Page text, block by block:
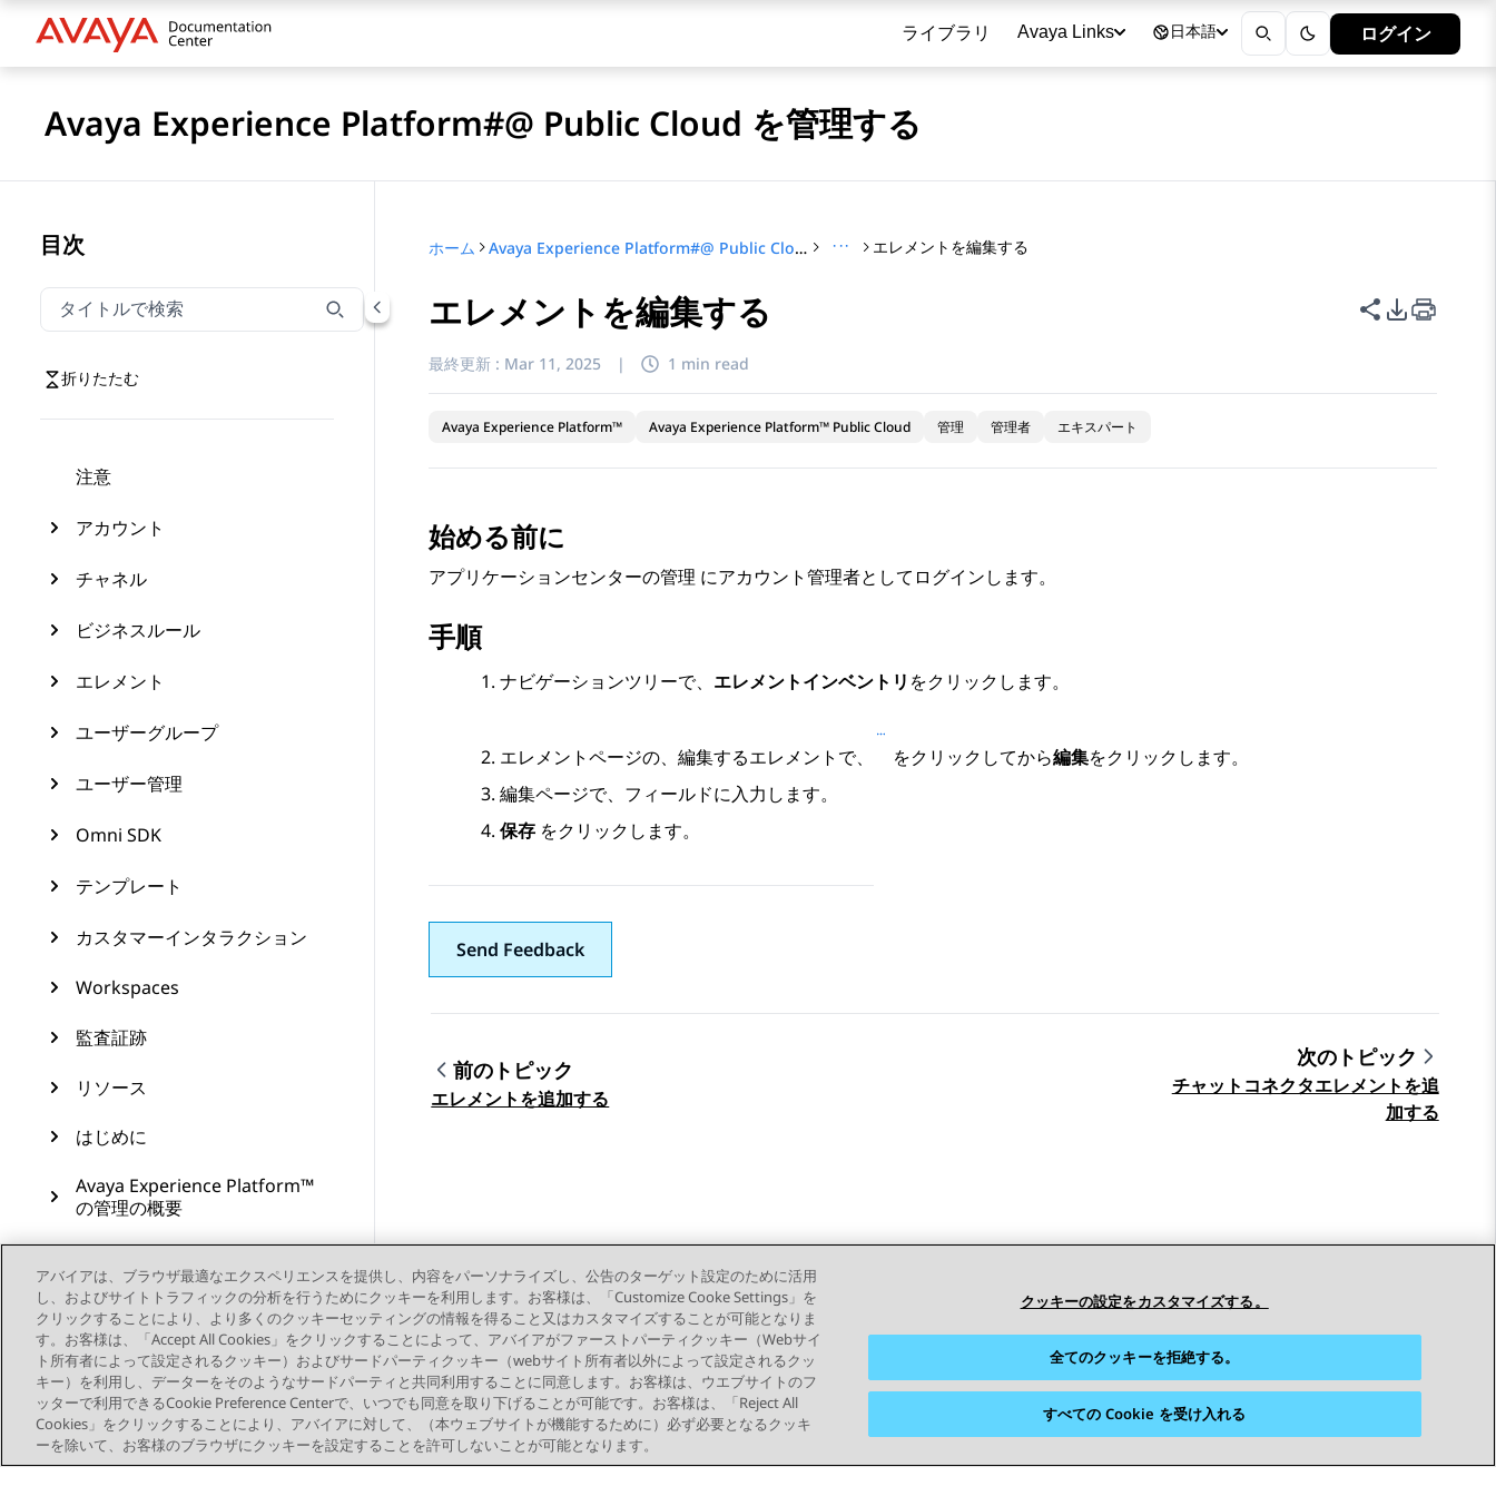
ライブラリ Avaya Links 日本語 ログイン
Avaya Experience Platform#@ Public Cloud を管理する
目次
タイトルでナビゲーションをフィルター
タイトルでナビゲーション項目を絞り込むには入力してください
折りたたむ
注意
アカウント
チャネル
ビジネスルール
エレメント
ユーザーグループ
ユーザー管理
Omni SDK
テンプレート
カスタマーインタラクション
Workspaces
監査証跡
リソース
はじめに
Avaya Experience Platform™
の管理の概要
管理の初期設定
ソーシャルメディアアカウン
ト
コンタクトセンターのリソー
ス
機能の設定
ホーム Avaya Experience Platform#@ Public Cloud を管理する ··· エレメントを編集する
エレメントを編集する このページ
PDFエク
最終更新 : Mar 11, 2025 | 1 min read
Avaya Experience Platform™ Avaya Experience Platform™ Public Cloud 管理 管理者 エキスパート
始める前に
アプリケーションセンターの管理 にアカウント管理者としてログインします。
手順
ナビゲーションツリーで、 エレメントインベントリ をクリックします。
エレメントページの、編集するエレメントで、 をクリックしてから編集をクリックします。
編集ページで、フィールドに入力します。
保存 をクリックします。
Send Feedback
トピックナビゲーション
前のトピック
エレメントを追加する
次のトピック
チャットコネクタエレメントを追
加する
アバイアは、ブラウザ最適なエクスペリエンスを提供し、内容をパーソナライズし、公告のターゲット設定のために活用
し、およびサイトトラフィックの分析を行うためにクッキーを利用します。お客様は、「Customize Cooke Settings」を
クリックすることにより、より多くのクッキーセッティングの情報を得ること又はカスタマイズすることが可能となりま
す。お客様は、「Accept All Cookies」をクリックすることによって、アバイアがファーストパーティクッキー（Webサイ
ト所有者によって設定されるクッキー）およびサードパーティクッキー（webサイト所有者以外によって設定されるクッ
キー）を利用し、データーをそのようなサードパーティと共同利用することに同意します。お客様は、ウエブサイトのフ
ッターで利用できるCookie Preference Centerで、いつでも同意を取り下げることが可能です。お客様は、「Reject All
Cookies」をクリックすることにより、アバイアに対して、（本ウェブサイトが機能するために）必ず必要となるクッキ
ーを除いて、お客様のブラウザにクッキーを設定することを許可しないことが可能となります。
クッキーの設定をカスタマイズする。
全てのクッキーを拒絶する。
すべての Cookie を受け入れる